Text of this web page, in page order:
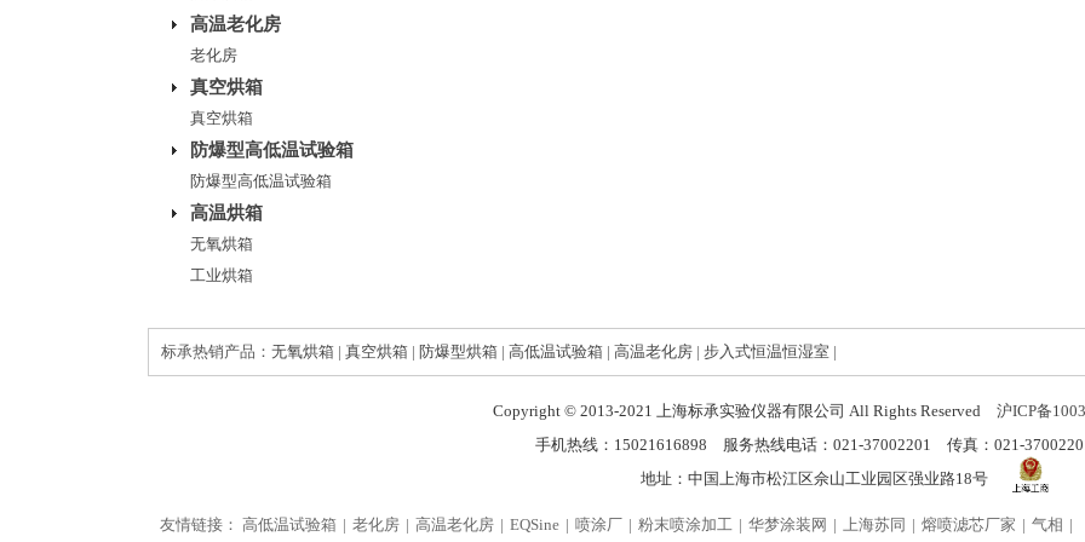
高温老化房
老化房
真空烘箱
真空烘箱
防爆型高低温试验箱
防爆型高低温试验箱
高温烘箱
无氧烘箱
工业烘箱
标承热销产品： 无氧烘箱 | 真空烘箱 | 防爆型烘箱 | 高低温试验箱 | 高温老化房 | 步入式恒温恒湿室 |
Copyright © 2013-2021 上海标承实验仪器有限公司 All Rights Reserved 沪ICP备
手机热线：15021616898 服务热线电话：021-37002201 传真：021-
地址：中国上海市松江区佘山工业园区强业路18号
友情链接： 高低温试验箱 老化房 高温老化房 EQSine 喷涂厂 粉末喷涂加工 华梦涂装网 上海苏同 熔喷滤芯厂家 气相